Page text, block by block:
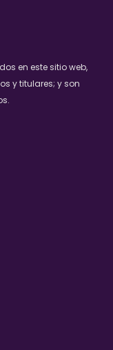
en este sitio web,
y titulares; y son